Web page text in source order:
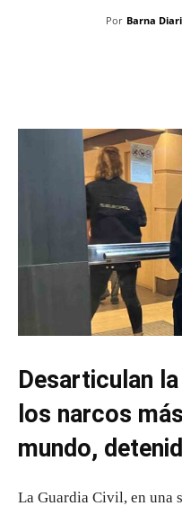
Por Barna
Desarticulan
los narcos
mundo,
La Guardia Civil, en una